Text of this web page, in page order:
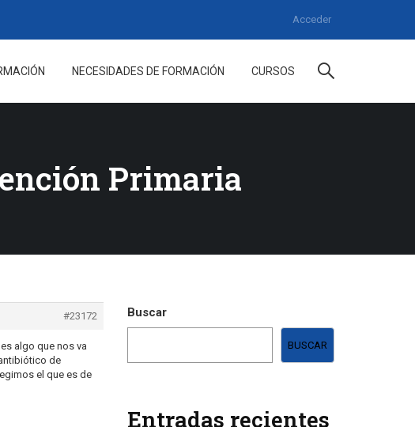
Acceder
NECESIDADES DE FORMACIÓN CURSOS
Primaria
#23172
algo que nos va
de
el que es de
Buscar
BUSCAR
Entradas recientes